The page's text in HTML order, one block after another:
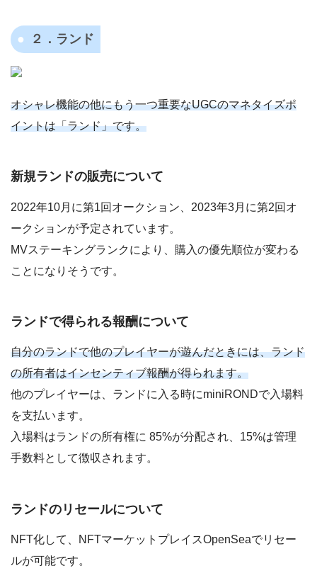
２．ランド
オシャレ機能の他にもう一つ重要なUGCのマネタイズポ
イントは「ランド」です。
新規ランドの販売について
2022年10月に第1回オークション、2023年3月に第2回オ
ークションが予定されています。
MVステーキングランクにより、購入の優先順位が変わる
ことになりそうです。
ランドで得られる報酬について
自分のランドで他のプレイヤーが遊んだときには、ランド
の所有者はインセンティブ報酬が得られます。
他のプレイヤーは、ランドに入る時にminiRONDで入場料
を支払います。
入場料はランドの所有権に 85%が分配され、15%は管理
手数料として徴収されます。
ランドのリセールについて
NFT化して、NFTマーケットプレイスOpenSeaでリセー
ルが可能です。